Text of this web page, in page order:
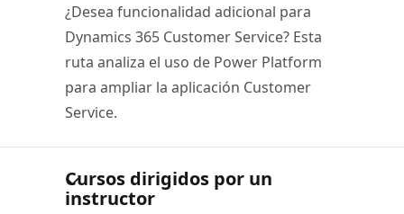
¿Desea funcionalidad adicional para
Dynamics 365 Customer Service? Esta
ruta analiza el uso de Power Platform
para ampliar la aplicación Customer
Service.
Cursos dirigidos por un
instructor